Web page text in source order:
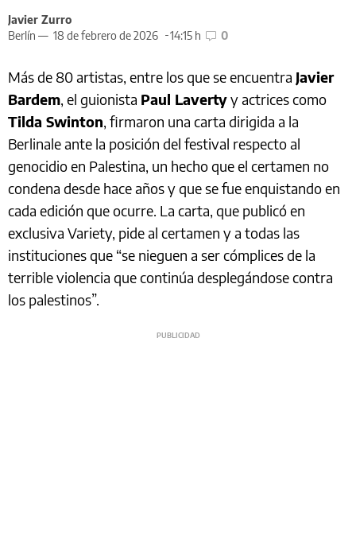
Javier Zurro
Berlín — 18 de febrero de 2026 14:15 h 0
Más de 80 artistas, entre los que se encuentra Javier
Bardem, el guionista Paul Lavertyy actrices como
Tilda Swinton, firmaron una carta dirigida a la
Berlinale ante la posición del festival respecto al
genocidio en Palestina, un hecho que el certamen no
condena desde hace años y que se fue enquistando en
cada edición que ocurre. La carta, que publicó en
exclusiva Variety, pide al certamen y a todas las
instituciones que “se nieguen a ser cómplices de la
terrible violencia que continúa desplegándose contra
los palestinos”.